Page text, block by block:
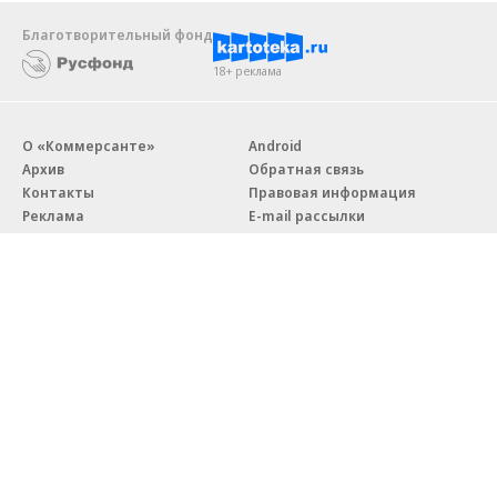
Благотворительный фонд
18+ реклама
О «Коммерсанте»
Архив
Контакты
Реклама
Android
Обратная связь
Правовая информация
E-mail рассылки